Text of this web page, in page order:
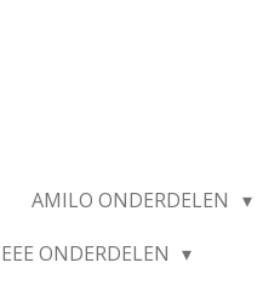
AMILO ONDERDELEN
EEE ONDERDELEN